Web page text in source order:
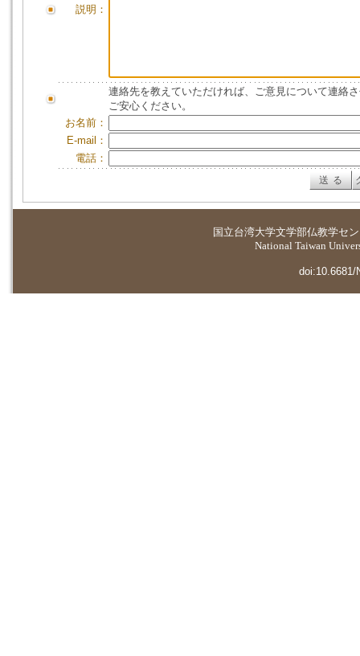
説明：
連絡先を教えていただければ、ご意見について連絡
ご安心ください。
お名前：
E-mail：
電話：
国立台湾大学文学部仏教学セ
National Taiwan
doi:10.6681/